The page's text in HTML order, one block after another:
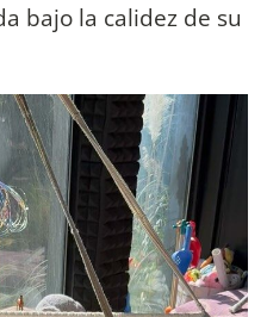
bajo la calidez de su